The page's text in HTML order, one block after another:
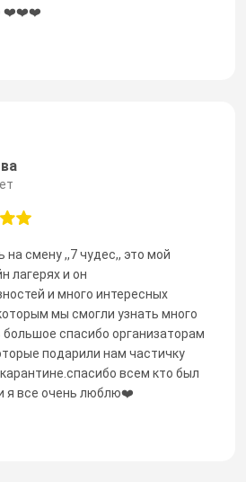
❤️❤️❤️
на смену ,,7 чудес,, это мой
лагерях и он
и много интересных
мы смогли узнать много
большое спасибо организаторам
подарили нам частичку
всем кто был
я все очень люблю❤️